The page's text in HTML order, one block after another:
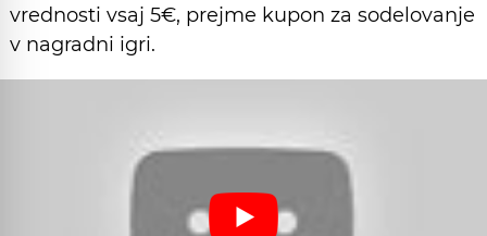
vrednosti vsaj 5€, prejme kupon za sodelovanje
v nagradni igri.